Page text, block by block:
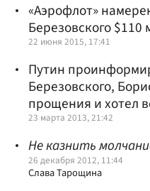
«Аэрофлот»
Березовского $110
22 июня 2015, 17:41
Путин
Березовского,
прощения и хотел
23 марта 2013, 21:42
Не казнить
26 декабря 2012, 11:44
Слава Тарощина